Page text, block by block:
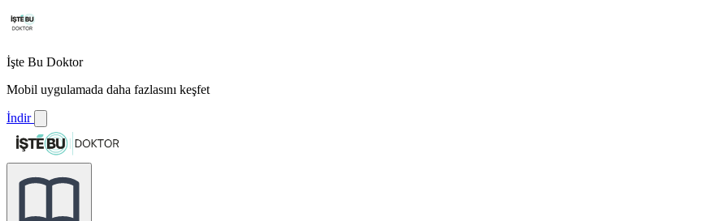
İşte Bu Doktor
Mobil uygulamada daha fazlasını keşfet
İndir